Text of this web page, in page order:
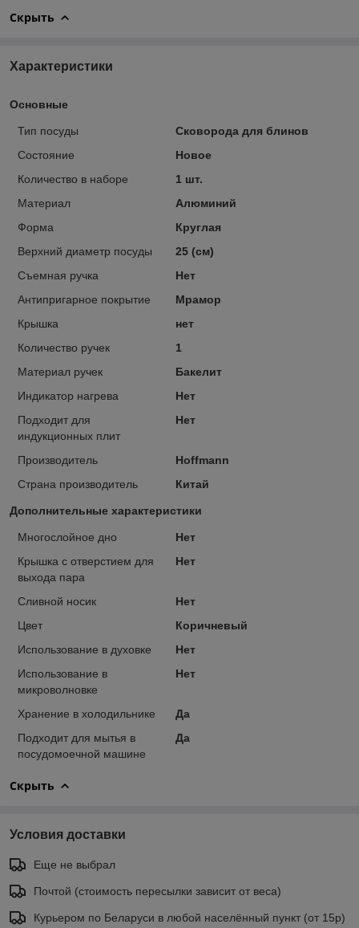
Скрыть
Характеристики
Основные
Тип посуды
Сковорода для блинов
Состояние
Новое
Количество в наборе
1 шт.
Материал
Алюминий
Форма
Круглая
Верхний диаметр посуды
25 (см)
Съемная ручка
Нет
Антипригарное покрытие
Мрамор
Крышка
нет
Количество ручек
1
Материал ручек
Бакелит
Индикатор нагрева
Нет
Подходит для
индукционных плит
Нет
Производитель
Hoffmann
Страна производитель
Китай
Дополнительные характеристики
Многослойное дно
Нет
Крышка с отверстием для
выхода пара
Нет
Сливной носик
Нет
Цвет
Коричневый
Использование в духовке
Нет
Использование в
микроволновке
Нет
Хранение в холодильнике
Да
Подходит для мытья в
посудомоечной машине
Да
Скрыть
Условия доставки
Еще не выбрал
Почтой (стоимость пересылки зависит от веса)
Курьером по Беларуси в любой населённый пункт (от 15р)